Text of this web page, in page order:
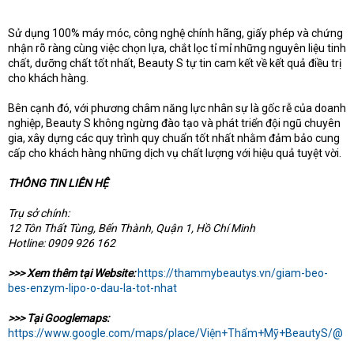
Sử dụng 100% máy móc, công nghệ chính hãng, giấy phép và chứng
nhận rõ ràng cùng việc chọn lựa, chắt lọc tỉ mỉ những nguyên liệu tinh
chất, dưỡng chất tốt nhất, Beauty S tự tin cam kết về kết quả điều trị
cho khách hàng.
Bên cạnh đó, với phương châm năng lực nhân sự là gốc rễ của doanh
nghiệp, Beauty S không ngừng đào tạo và phát triển đội ngũ chuyên
gia, xây dựng các quy trình quy chuẩn tốt nhất nhằm đảm bảo cung
cấp cho khách hàng những dịch vụ chất lượng với hiệu quả tuyệt vời.
THÔNG TIN LIÊN HỆ
Trụ sở chính:
12 Tôn Thất Tùng, Bến Thành, Quận 1, Hồ Chí Minh
Hotline: 0909 926 162
>>> Xem thêm tại Website: https://thammybeautys.vn/giam-beo-
bes-enzym-lipo-o-dau-la-tot-nhat
>>> Tại Googlemaps:
https://www.google.com/maps/place/Viện+Thẩm+Mỹ+BeautyS/@